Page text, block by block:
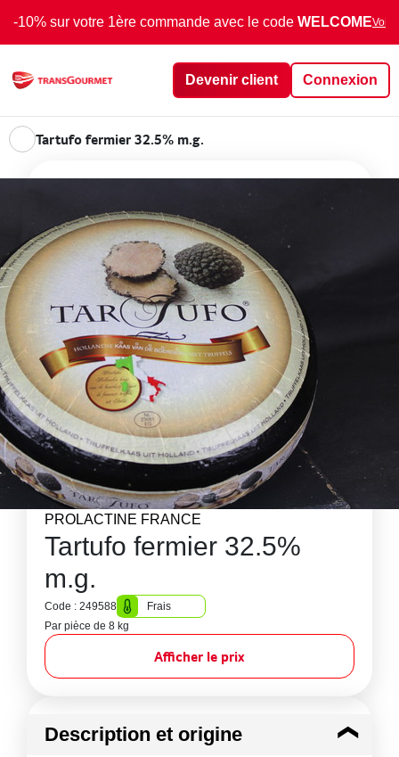
-10% sur votre 1ère commande avec le code WELCOMEVoir
Devenir client Connexion
Tartufo fermier 32.5% m.g.
PROLACTINE FRANCE
Tartufo fermier 32.5%
m.g.
Code : 249588
Frais
Par pièce de 8 kg
Afficher le prix
Description et origine